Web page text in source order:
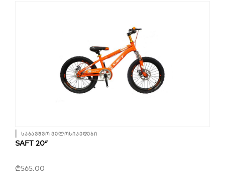
საბავშვო ველოსიპედები
SAFT 20″
₾565.00